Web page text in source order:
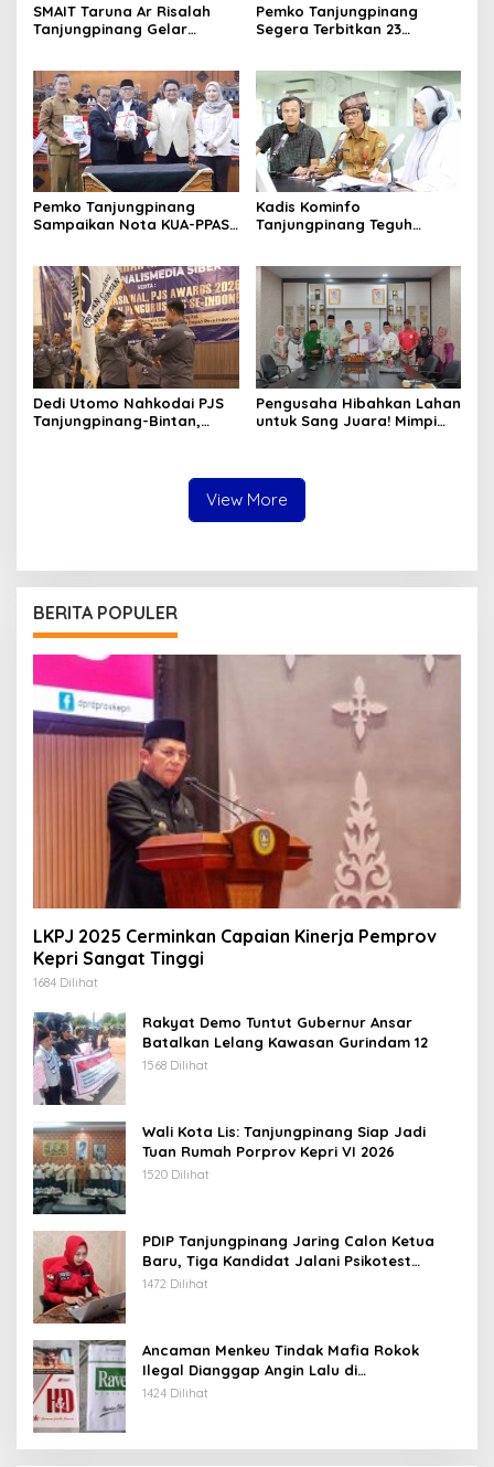
SMAIT Taruna Ar Risalah
Tanjungpinang Gelar
Kepemimpinan
Pemko Tanjungpinang
Segera Terbitkan 23
Pemko Tanjungpinang
Sampaikan Nota KUA-PPAS
Kadis Kominfo
Tanjungpinang Teguh
Pemerintah
Dedi Utomo Nahkodai PJS
Tanjungpinang-Bintan,
Pengusaha Hibahkan Lahan
untuk Sang Juara! Mimpi
View More
BERITA POPULER
LKPJ 2025 Cerminkan Capaian Kinerja Pemprov
Kepri Sangat Tinggi
1684 Dilihat
Rakyat Demo Tuntut Gubernur Ansar
Batalkan Lelang Kawasan Gurindam 12
1568 Dilihat
Wali Kota Lis: Tanjungpinang Siap Jadi
Tuan Rumah Porprov Kepri VI 2026
1520 Dilihat
PDIP Tanjungpinang Jaring Calon Ketua
Baru, Tiga Kandidat Jalani Psikotest
Daring
1472 Dilihat
Ancaman Menkeu Tindak Mafia Rokok
Ilegal Dianggap Angin Lalu di
Tanjungpinang
1424 Dilihat